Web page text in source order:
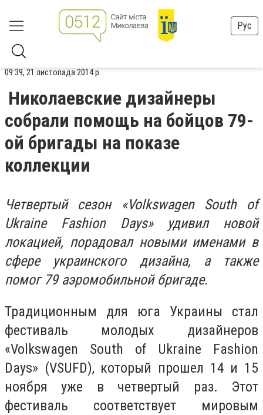
Рус
09:39, 21 листопада 2014 р.
Николаевские дизайнеры
собрали помощь на бойцов 79-
ой бригады на показе
коллекции
Четвертый сезон «Volkswagen South of
Ukraine Fashion Days» удивил новой
локацией, порадовал новыми именами в
сфере украинского дизайна, а также
помог 79 аэромобильной бригаде.
Традиционным для юга Украины стал
фестиваль молодых дизайнеров
«Volkswagen South of Ukraine Fashion
Days» (VSUFD), который прошел 14 и 15
ноября уже в четвертый раз. Этот
фестиваль соответствует мировым